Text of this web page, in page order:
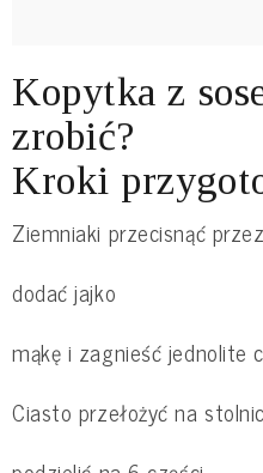
Kopytka z
zrobić?
Kroki
Ziemniaki przecisnąć
dodać jajko
mąkę i zagnieść jednolite
Ciasto przełożyć na